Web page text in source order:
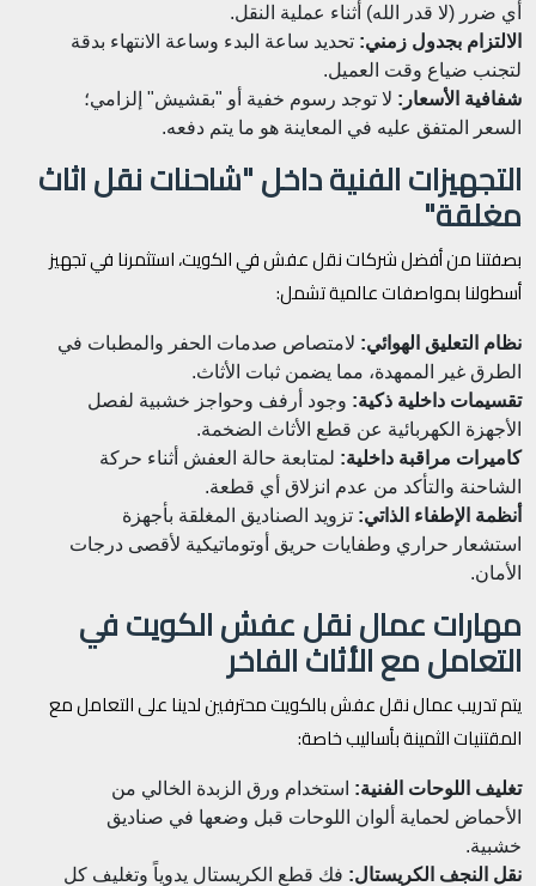
أي ضرر (لا قدر الله) أثناء عملية النقل.
الالتزام بجدول زمني: تحديد ساعة البدء وساعة الانتهاء بدقة
لتجنب ضياع وقت العميل.
شفافية الأسعار: لا توجد رسوم خفية أو "بقشيش" إلزامي؛
السعر المتفق عليه في المعاينة هو ما يتم دفعه.
التجهيزات الفنية داخل "شاحنات نقل اثاث
مغلقة"
بصفتنا من أفضل شركات نقل عفش في الكويت، استثمرنا في تجهيز
أسطولنا بمواصفات عالمية تشمل:
نظام التعليق الهوائي: لامتصاص صدمات الحفر والمطبات في
الطرق غير الممهدة، مما يضمن ثبات الأثاث.
تقسيمات داخلية ذكية: وجود أرفف وحواجز خشبية لفصل
الأجهزة الكهربائية عن قطع الأثاث الضخمة.
كاميرات مراقبة داخلية: لمتابعة حالة العفش أثناء حركة
الشاحنة والتأكد من عدم انزلاق أي قطعة.
أنظمة الإطفاء الذاتي: تزويد الصناديق المغلقة بأجهزة
استشعار حراري وطفايات حريق أوتوماتيكية لأقصى درجات
الأمان.
مهارات عمال نقل عفش الكويت في
التعامل مع الأثاث الفاخر
يتم تدريب عمال نقل عفش بالكويت محترفين لدينا على التعامل مع
المقتنيات الثمينة بأساليب خاصة:
تغليف اللوحات الفنية: استخدام ورق الزبدة الخالي من
الأحماض لحماية ألوان اللوحات قبل وضعها في صناديق
خشبية.
نقل النجف الكريستال: فك قطع الكريستال يدوياً وتغليف كل